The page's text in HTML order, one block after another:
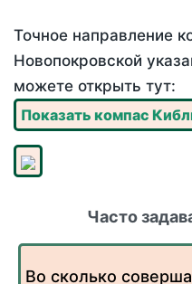
Точное направление
Новопокровской
можете открыть тут:
Показать компас
Часто
Во сколько